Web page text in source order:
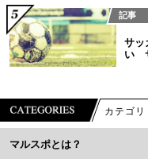
記事
サッ
い
カテゴリ
マルスポとは？